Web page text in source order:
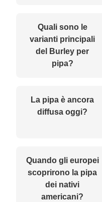
Quali sono le
varianti principali
del Burley per
pipa?
La pipa è ancora
diffusa oggi?
Quando gli europei
scoprirono la pipa
dei nativi
americani?